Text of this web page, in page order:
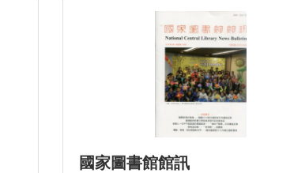
國家圖書館館訊